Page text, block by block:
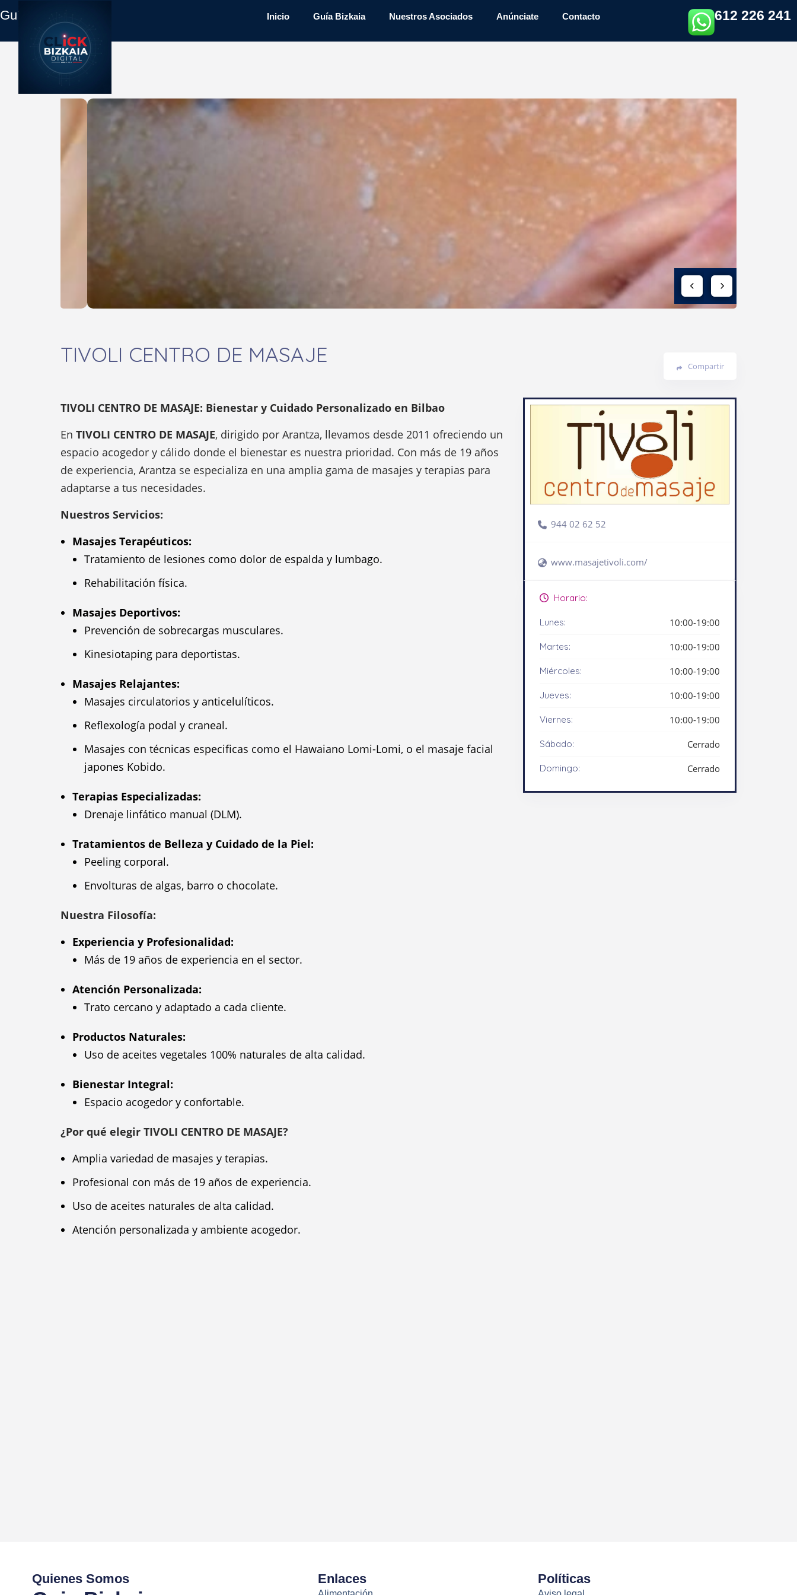
Guía Empresas Inicio Guía Bizkaia Nuestros Asociados Anúnciate Contacto 612 226 241
TIVOLI CENTRO DE MASAJE Compartir
TIVOLI CENTRO DE MASAJE: Bienestar y Cuidado Personalizado en Bilbao
En TIVOLI CENTRO DE MASAJE, dirigido por Arantza, llevamos desde 2011 ofreciendo un
espacio acogedor y cálido donde el bienestar es nuestra prioridad. Con más de 19 años
de experiencia, Arantza se especializa en una amplia gama de masajes y terapias para
adaptarse a tus necesidades.
Nuestros Servicios:
Masajes Terapéuticos:
Tratamiento de lesiones como dolor de espalda y lumbago.
Rehabilitación física.
Masajes Deportivos:
Prevención de sobrecargas musculares.
Kinesiotaping para deportistas.
Masajes Relajantes:
Masajes circulatorios y anticelulíticos.
Reflexología podal y craneal.
Masajes con técnicas especificas como el Hawaiano Lomi-Lomi, o el masaje facial
japones Kobido.
Terapias Especializadas:
Drenaje linfático manual (DLM).
Tratamientos de Belleza y Cuidado de la Piel:
Peeling corporal.
Envolturas de algas, barro o chocolate.
Nuestra Filosofía:
Experiencia y Profesionalidad:
Más de 19 años de experiencia en el sector.
Atención Personalizada:
Trato cercano y adaptado a cada cliente.
Productos Naturales:
Uso de aceites vegetales 100% naturales de alta calidad.
Bienestar Integral:
Espacio acogedor y confortable.
¿Por qué elegir TIVOLI CENTRO DE MASAJE?
Amplia variedad de masajes y terapias.
Profesional con más de 19 años de experiencia.
Uso de aceites naturales de alta calidad.
Atención personalizada y ambiente acogedor.
944 02 62 52
www.masajetivoli.com/
Horario:
Lunes: 10:00-19:00
Martes: 10:00-19:00
Miércoles: 10:00-19:00
Jueves: 10:00-19:00
Viernes: 10:00-19:00
Sábado: Cerrado
Domingo: Cerrado
Quienes Somos Enlaces Políticas